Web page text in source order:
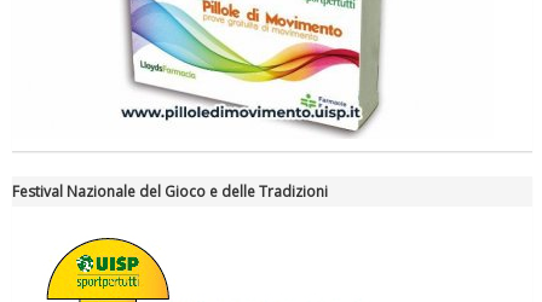
Festival Nazionale del Gioco e delle Tradizioni